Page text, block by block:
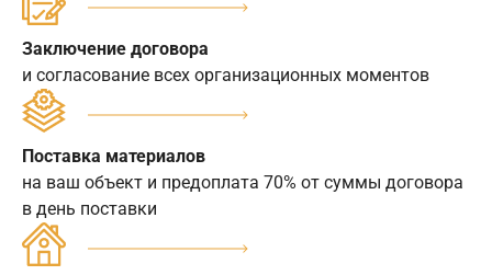
Заключение договора
и согласование всех организационных моментов
Поставка материалов
на ваш объект и предоплата 70% от суммы договора
в день поставки